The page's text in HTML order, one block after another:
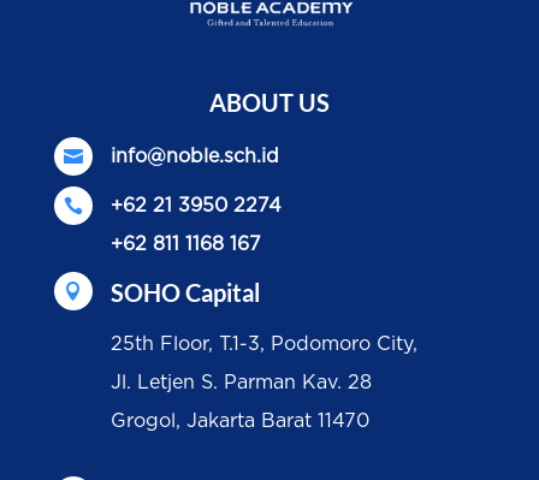
ABOUT US
 info@noble.sch.id

+62 21 3950 2274
+62 811 1168 167
 SOHO Capital
25th Floor, T.1-3, Podomoro City,
Jl. Letjen S. Parman Kav. 28
Grogol, Jakarta Barat 11470